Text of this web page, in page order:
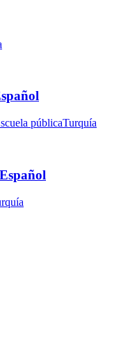
públicaTurquía